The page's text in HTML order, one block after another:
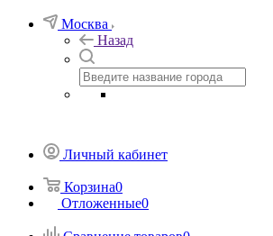
Москва
Назад
Личный кабинет
Корзина0
Отложенные0